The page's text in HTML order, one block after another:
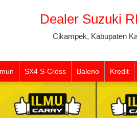
Dealer Suzuki
Cikampek, Kabupaten
SX4 S-Cross Baleno Kredit